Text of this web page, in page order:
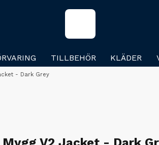
TILLBEHÖR KLÄDER
- Dark Grey